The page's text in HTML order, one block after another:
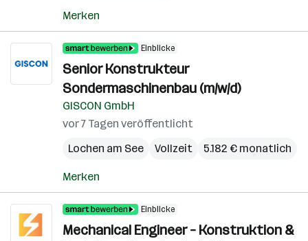
Merken
Einblicke
Senior Konstrukteur
Sondermaschinenbau (m/w/d)
GISCON GmbH
vor 7 Tagen veröffentlicht
Lochen am See
Vollzeit 5.182 € monatlich
Merken
Einblicke
Mechanical Engineer – Konstruktion &